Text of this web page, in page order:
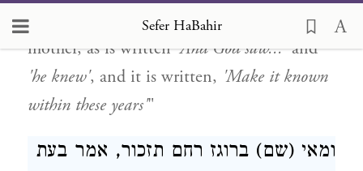
Sefer HaBahir
them as at first, and remembered their
mother, as is written'And God saw...'and
'he knew', and it is written, 'Make it known
within these years'"
ומאי (שם) ברוגז רחם תזכור, אמר בעת